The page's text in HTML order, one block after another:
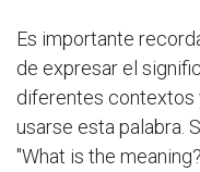
Es importante
de expresar el
diferentes contextos
usarse esta palabra.
"What is the